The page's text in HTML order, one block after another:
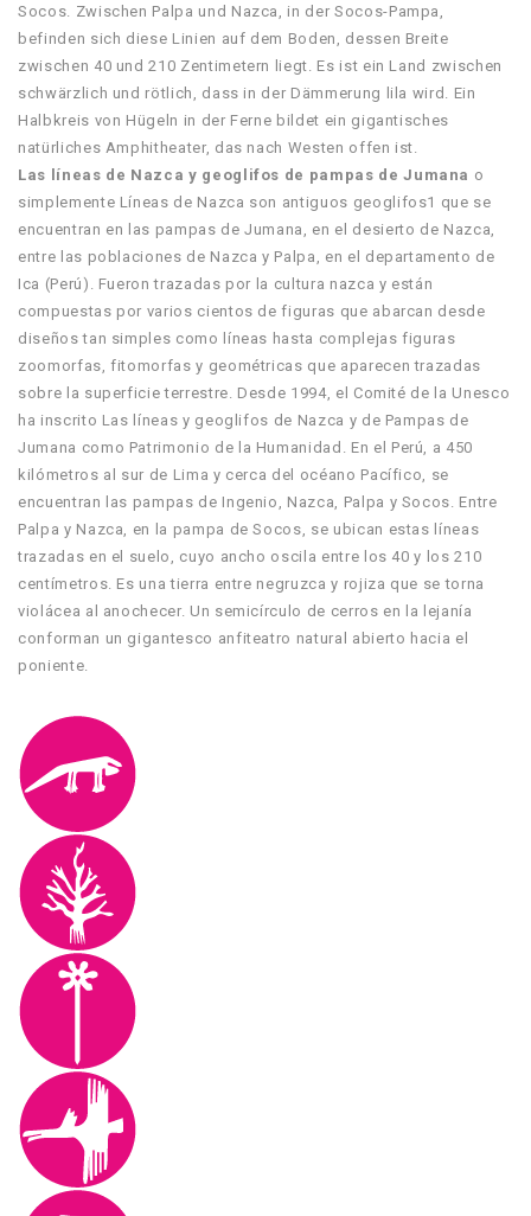
Socos. Zwischen Palpa und Nazca, in der Socos-Pampa,
befinden sich diese Linien auf dem Boden, dessen Breite
zwischen 40 und 210 Zentimetern liegt. Es ist ein Land zwischen
schwärzlich und rötlich, dass in der Dämmerung lila wird. Ein
Halbkreis von Hügeln in der Ferne bildet ein gigantisches
natürliches Amphitheater, das nach Westen offen ist.
Las líneas de Nazca y geoglifos de pampas de Jumana o
simplemente Líneas de Nazca son antiguos geoglifos1​ que se
encuentran en las pampas de Jumana, en el desierto de Nazca,
entre las poblaciones de Nazca y Palpa, en el departamento de
Ica (Perú). Fueron trazadas por la cultura nazca y están
compuestas por varios cientos de figuras que abarcan desde
diseños tan simples como líneas hasta complejas figuras
zoomorfas, fitomorfas y geométricas que aparecen trazadas
sobre la superficie terrestre. Desde 1994, el Comité de la Unesco
ha inscrito Las líneas y geoglifos de Nazca y de Pampas de
Jumana como Patrimonio de la Humanidad. En el Perú, a 450
kilómetros al sur de Lima y cerca del océano Pacífico, se
encuentran las pampas de Ingenio, Nazca, Palpa y Socos. Entre
Palpa y Nazca, en la pampa de Socos, se ubican estas líneas
trazadas en el suelo, cuyo ancho oscila entre los 40 y los 210
centímetros. Es una tierra entre negruzca y rojiza que se torna
violácea al anochecer. Un semicírculo de cerros en la lejanía
conforman un gigantesco anfiteatro natural abierto hacia el
poniente.